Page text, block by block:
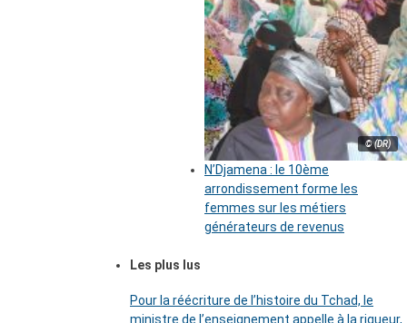
© (DR)
N’Djamena : le 10ème
arrondissement forme les
femmes sur les métiers
générateurs de revenus
Les plus lus
Pour la réécriture de l’histoire du Tchad, le
ministre de l’enseignement appelle à la rigueur,